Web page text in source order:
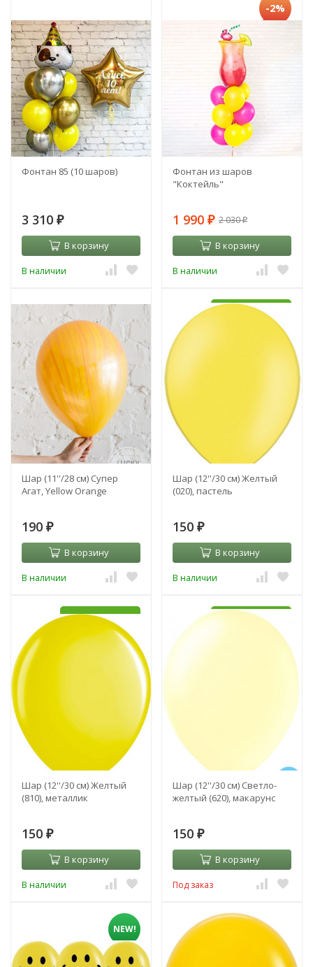
Фонтан 85 (10 шаров)
3 310 ₽
В корзину
В наличии
-2%
Фонтан из шаров
"Коктейль"
1 990 ₽ 2 030₽
В корзину
В наличии
Шар (11''/28 см) Супер
Агат, Yellow Orange
190 ₽
В корзину
В наличии
УЖЕ С HI-FLOAT
Шар (12''/30 см) Желтый
(020), пастель
150 ₽
В корзину
В наличии
УЖЕ С HI-FLOAT
Шар (12''/30 см) Желтый
(810), металлик
150 ₽
В корзину
В наличии
УЖЕ С HI-FLOAT
Шар (12''/30 см) Светло-
желтый (620), макарунс
150 ₽
В корзину
Под заказ
NEW!